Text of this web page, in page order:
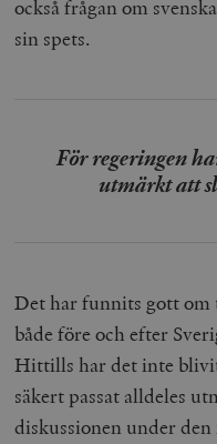
också frågan om
sin spets.
För regeringen
utmärkt att
Det har funnits gott om
både före och efter
Hittills har det inte
säkert passat alldeles
diskussionen under